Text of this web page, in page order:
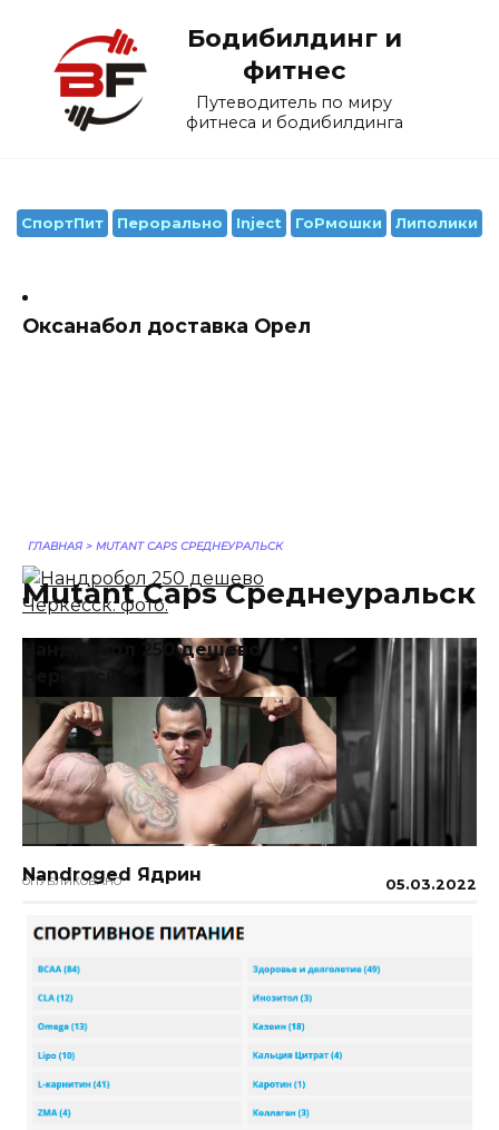
содержанию
Бодибилдинг и
фитнес
Путеводитель по миру
фитнеса и бодибилдинга
СпортПит Перорально Inject ГоРмошки Липолики
ГЛАВНАЯ > MUTANT CAPS СРЕДНЕУРАЛЬСК
Mutant Caps Среднеуральск
ОПУБЛИКОВАНО 05.03.2022
Оксанабол доставка Орел
Нандробол 250 дешево
Nandroged Ядрин